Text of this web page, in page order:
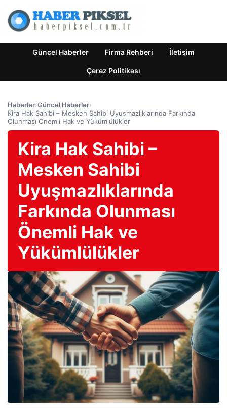
Güncel Haberler Firma Rehberi İletişim
Çerez Politikası
Haberler›Güncel Haberler›
Kira Hak Sahibi – Mesken Sahibi Uyuşmazlıklarında Farkında
Olunması Önemli Hak ve Yükümlülükler
Kira Hak Sahibi –
Mesken Sahibi
Uyuşmazlıklarında
Farkında Olunması
Önemli Hak ve
Yükümlülükler